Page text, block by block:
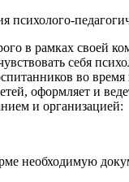
психолого-
в рамках своей
себя
во время
оформляет и
и организацией:
необходимую